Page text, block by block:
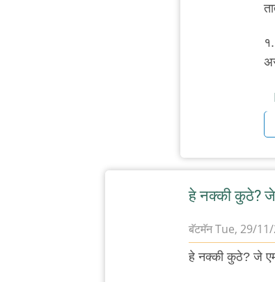
हे नक्की कुठे? जे
बॅटमॅनTue, 29/
In
हे नक्की कुठे? जे